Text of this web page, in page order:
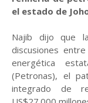
el estado de
Najib dijo que
discusiones
energética
(Petronas), el
integrado de